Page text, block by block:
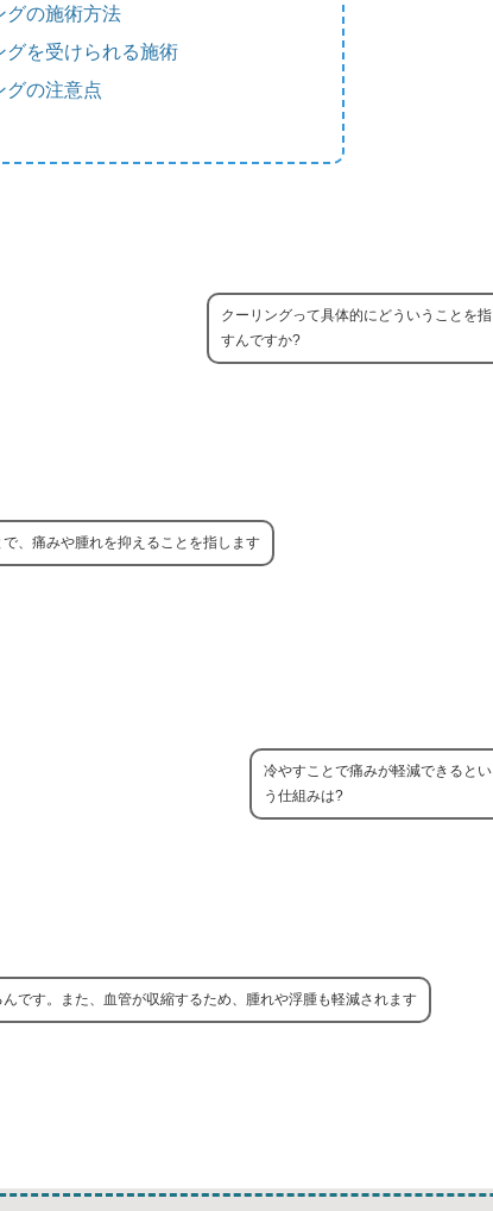
グの施術方法
グを受けられる施術
グの注意点
クーリングって具体的にどういうことを指
すんですか?
、痛みや腫れを抑えることを指します
冷やすことで痛みが軽減できるとい
う仕組みは?
です。また、血管が収縮するため、腫れや浮腫も軽減されます